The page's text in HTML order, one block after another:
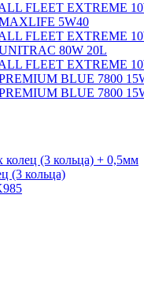
FLEET EXTREME
5W40
FLEET EXTREME
80W 20L
FLEET EXTREME
BLUE 7800
BLUE 7800
(3 кольца) + 0,5мм
(3 кольца)